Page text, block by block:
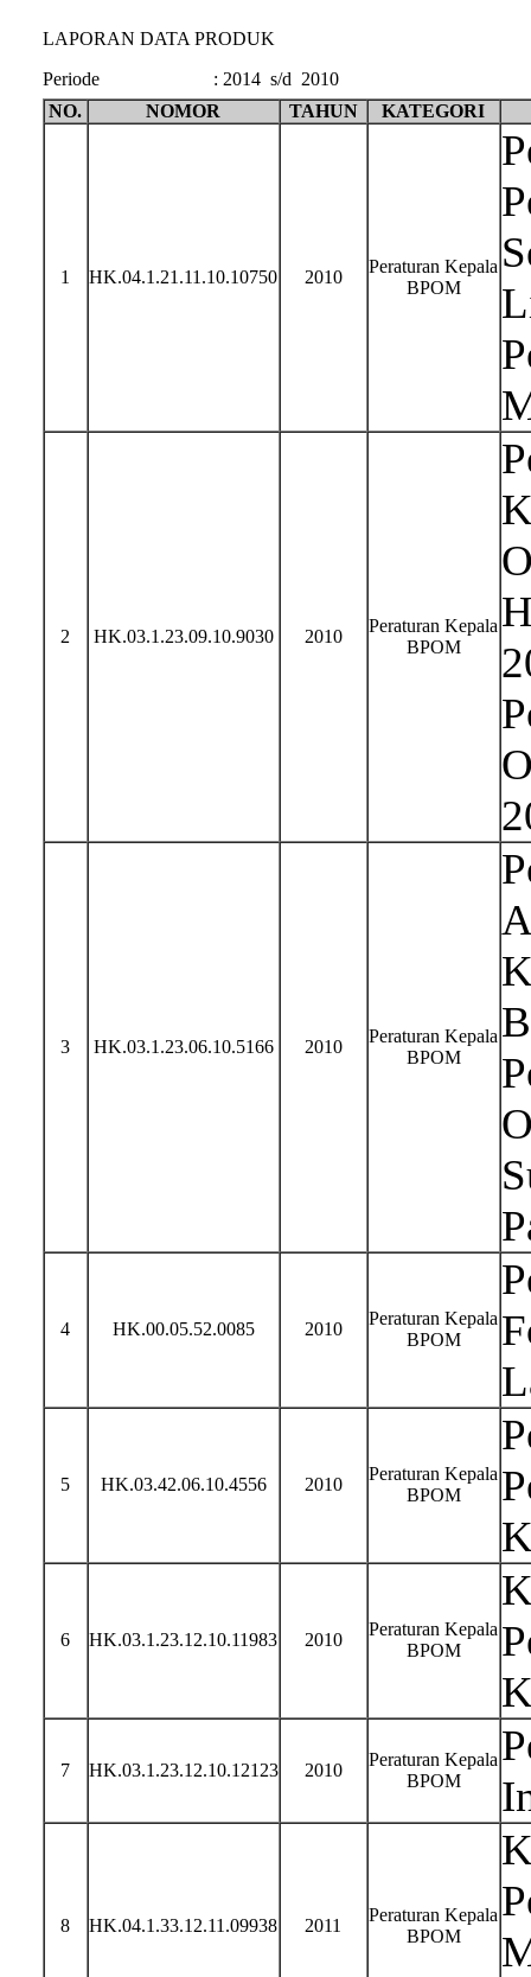
LAPORAN DATA PRODUK
Periode
: 2014 s/d 2010
NO.
NOMOR TAHUN KATEGORI
1 HK.04.1.21.11.10.10750 2010
Peraturan Kepala
BPOM
2 HK.03.1.23.09.10.9030 2010
Peraturan Kepala
BPOM
3 HK.03.1.23.06.10.5166 2010
Peraturan Kepala
BPOM
4 HK.00.05.52.0085 2010
Peraturan Kepala
BPOM
5 HK.03.42.06.10.4556 2010
Peraturan Kepala
BPOM
6 HK.03.1.23.12.10.11983 2010
Peraturan Kepala
BPOM
7 HK.03.1.23.12.10.12123 2010
Peraturan Kepala
BPOM
8 HK.04.1.33.12.11.09938 2011
Peraturan Kepala
BPOM